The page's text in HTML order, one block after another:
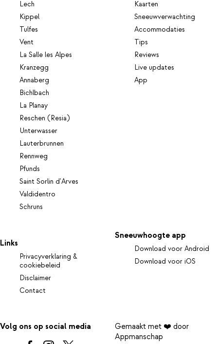
Lech
Kippel
Tulfes
Vent
La Salle les Alpes
Kranzegg
Annaberg
Bichlbach
La Planay
Reschen (Resia)
Unterwasser
Lauterbrunnen
Rennweg
Pfunds
Saint Sorlin d'Arves
Valdidentro
Schruns
Kaarten
Sneeuwverwachting
Accommodaties
Tips
Reviews
Live updates
App
Links
Privacyverklaring &
cookiebeleid
Disclaimer
Contact
Sneeuwhoogte app
Download voor Android
Download voor iOS
Volg ons op social media
Gemaakt met ❤️ door
Appmanschap